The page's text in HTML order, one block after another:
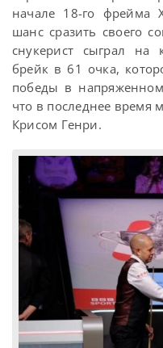
начале 18-го фрейма
шанс сразить своего
снукерист сыграл на
брейк в 61 очка,
победы в
что в последнее время
Крисом Генри.